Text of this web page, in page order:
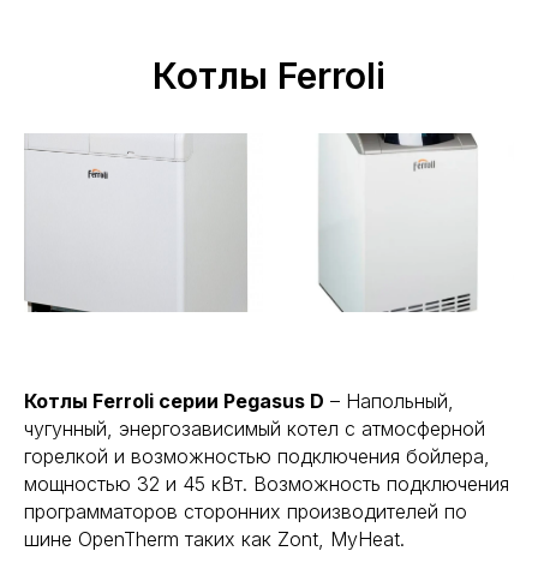
Котлы Ferroli
Котлы Ferroli серии Pegasus D – Напольный,
чугунный, энергозависимый котел с атмосферной
горелкой и возможностью подключения бойлера,
мощностью 32 и 45 кВт. Возможность подключения
программаторов сторонних производителей по
шине OpenTherm таких как Zont, MyHeat.